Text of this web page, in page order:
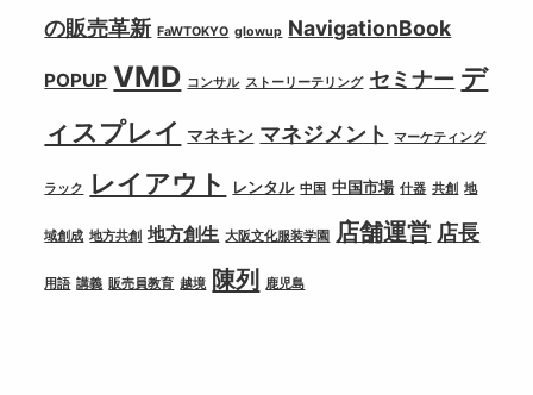
の販売革新 FaWTOKYO glowup NavigationBook
POPUP VMD コンサル ストーリーテリング セミナー デ
ィスプレイ マネキン マネジメント マーケティング
ラック レイアウト レンタル 中国 中国市場 什器 共創 地
域創成 地方共創 地方創生 大阪文化服装学園 店舗運営 店長
用語 講義 販売員教育 越境 陳列 鹿児島